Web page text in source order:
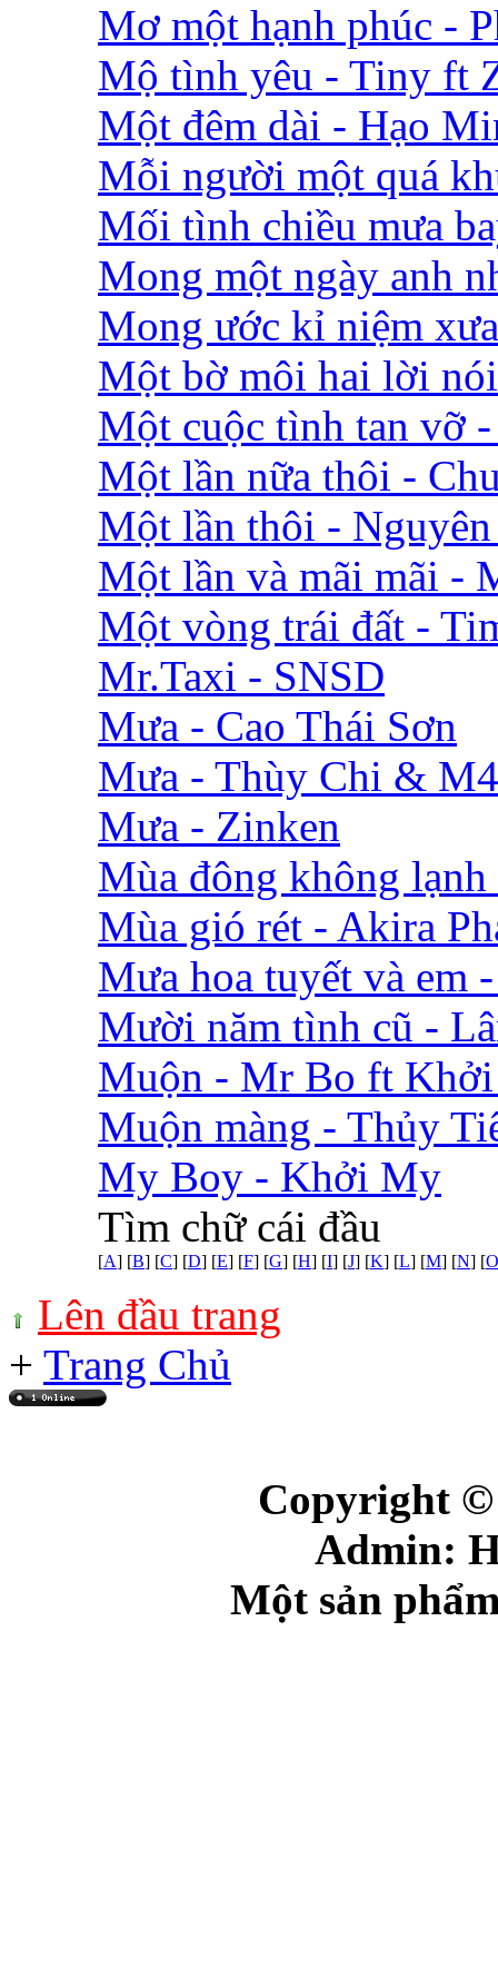
Mơ một hạnh phúc -
Mộ tình yêu - Tiny ft
Một đêm dài - Hạo
Mỗi người một quá
Mối tình chiều mưa
Mong một ngày anh
Mong ước kỉ niệm
Một bờ môi hai lời
Một cuộc tình tan vỡ
Một lần nữa thôi -
Một lần thôi -
Một lần và mãi mãi -
Một vòng trái đất -
Mr.Taxi - SNSD
Mưa - Cao Thái Sơn
Mưa - Thùy Chi &
Mưa - Zinken
Mùa đông không
Mùa gió rét - Akira
Mưa hoa tuyết và em
Mười năm tình cũ -
Muộn - Mr Bo ft
Muộn màng - Thủy
My Boy - Khởi My
Tìm chữ cái đầu
[A] [B] [C] [D] [E] [F] [G] [H] [I] [J] [K] [L] [M] [N] [O
Lên đầu trang
+ Trang Chủ
Copyright ©
Admin:
Một sản